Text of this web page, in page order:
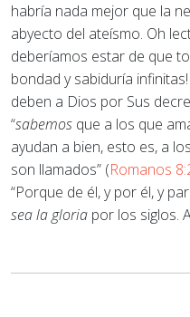
habría nada mejor que la
abyecto del ateísmo. Oh
deberíamos estar de que
bondad y sabiduría
deben a Dios por Sus
“sabemos que a los que
ayudan a bien, esto es, a
son llamados” (Romanos
“Porque de él, y por él, y
sea la gloria por los siglos.